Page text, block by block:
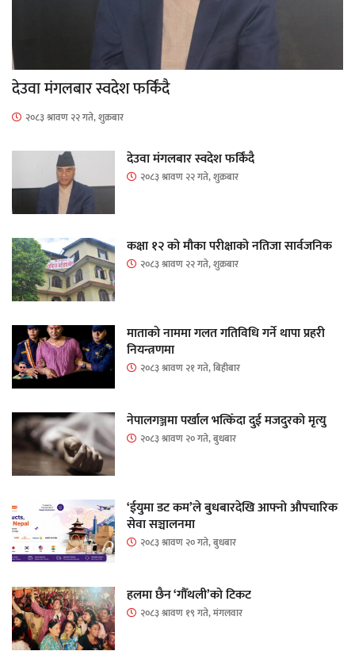
देउवा मंगलबार स्वदेश फर्किंदै
२०८३ श्रावण २२ गते, शुक्रबार
देउवा मंगलबार स्वदेश फर्किंदै
२०८३ श्रावण २२ गते, शुक्रबार
कक्षा १२ को मौका परीक्षाको नतिजा सार्वजनिक
२०८३ श्रावण २२ गते, शुक्रबार
माताकाे नाममा गलत गतिविधि गर्ने थापा प्रहरी
नियन्त्रणमा
२०८३ श्रावण २१ गते, बिहीबार
नेपालगञ्जमा पर्खाल भत्किँदा दुई मजदुरको मृत्यु
२०८३ श्रावण २० गते, बुधबार
‘ईयुमा डट कम’ले बुधबारदेखि आफ्नो औपचारिक
सेवा सञ्चालनमा
२०८३ श्रावण २० गते, बुधबार
हलमा छैन ‘गौँथली’को टिकट
२०८३ श्रावण १९ गते, मंगलवार